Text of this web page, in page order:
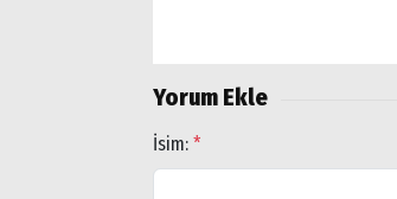
Yorum Ekle
İsim: *